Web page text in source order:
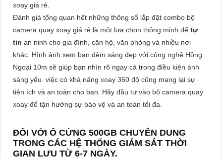
xoay giá rẻ.
Đánh giá tổng quan hết những thông số lắp đặt combo bộ
camera quay xoay giá rẻ là một lựa chọn thông minh để tự
tin an ninh cho gia đình, căn hộ, văn phòng và nhiều nơi
khác. Hình ảnh xem ban đêm sáng đẹp với công nghệ Hồng
Ngoại 10m sẽ giúp bạn nhìn rõ ngay cả trong điều kiện ánh
sáng yếu. việc có khả năng xoay 360 độ cũng mang lại sự
tiện ích và an toàn cho bạn. Hãy đầu tư vào bộ camera quay
xoay để tận hưởng sự bảo vệ và an toàn tối đa.
ĐỐI VỚI Ổ CỨNG 500GB CHUYÊN DUNG
TRONG CÁC HỆ THỐNG GIÁM SÁT THỜI
GIAN LƯU TỪ 6-7 NGÀY.